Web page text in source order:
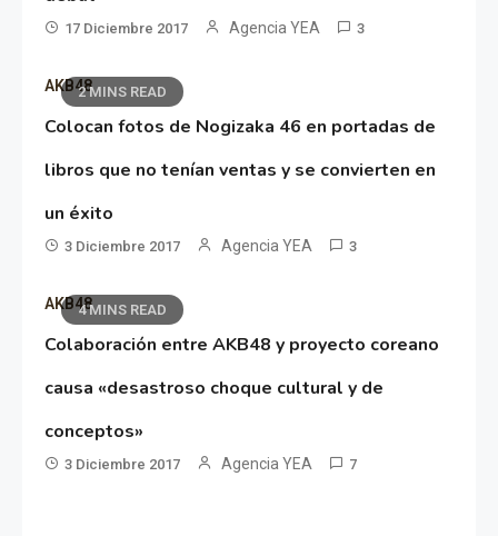
17 Diciembre 2017 Agencia YEA 3
2 MINS READ
AKB48
Colocan fotos de Nogizaka 46 en portadas de
libros que no tenían ventas y se convierten en
un éxito
3 Diciembre 2017 Agencia YEA 3
4 MINS READ
AKB48
Colaboración entre AKB48 y proyecto coreano
causa «desastroso choque cultural y de
conceptos»
3 Diciembre 2017 Agencia YEA 7